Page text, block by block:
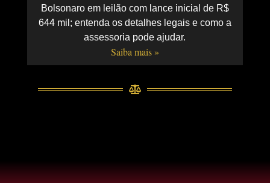
Bolsonaro em leilão com lance inicial de R$
644 mil; entenda os detalhes legais e como a
assessoria pode ajudar.
Saiba mais »